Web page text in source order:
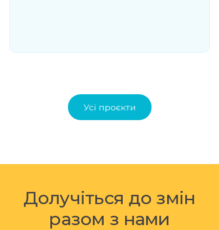
Усі проєкти
Долучіться до змін
разом з нами